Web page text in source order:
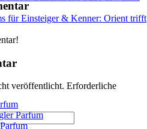
für Einsteiger & Kenner: Orient trifft
Parfum
veröffentlicht. Erforderliche